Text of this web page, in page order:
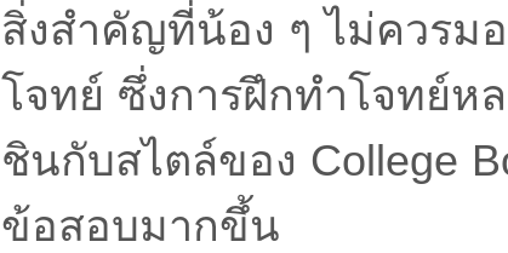
สิ่งสำคัญที่น้อง ๆ ไม่ควรม
โจทย์ ซึ่งการฝึกทำโจทย์ห
ชินกับสไตล์ของ College
ข้อสอบมากขึ้น